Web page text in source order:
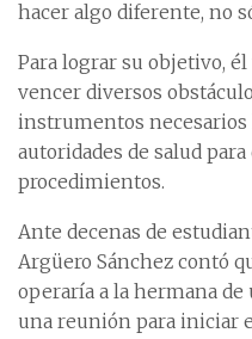
hacer algo diferente, no
Para lograr su objetivo,
vencer diversos
instrumentos necesarios
autoridades de salud
procedimientos.
Ante decenas de
Argüero Sánchez contó
operaría a la hermana
una reunión para iniciar